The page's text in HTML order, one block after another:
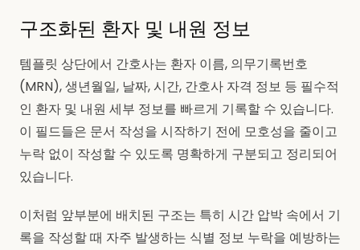
구조화된 환자 및 내원 정보
템플릿 상단에서 간호사는 환자 이름, 의무기록번호
(MRN), 생년월일, 날짜, 시간, 간호사 자격 정보 등 필수적
인 환자 및 내원 세부 정보를 빠르게 기록할 수 있습니다.
이 필드들은 문서 작성을 시작하기 전에 모호성을 줄이고
누락 없이 작성할 수 있도록 명확하게 구분되고 정리되어
있습니다.
이처럼 앞부분에 배치된 구조는 특히 시간 압박 속에서 기
록을 작성할 때 자주 발생하는 식별 정보 누락을 예방하는